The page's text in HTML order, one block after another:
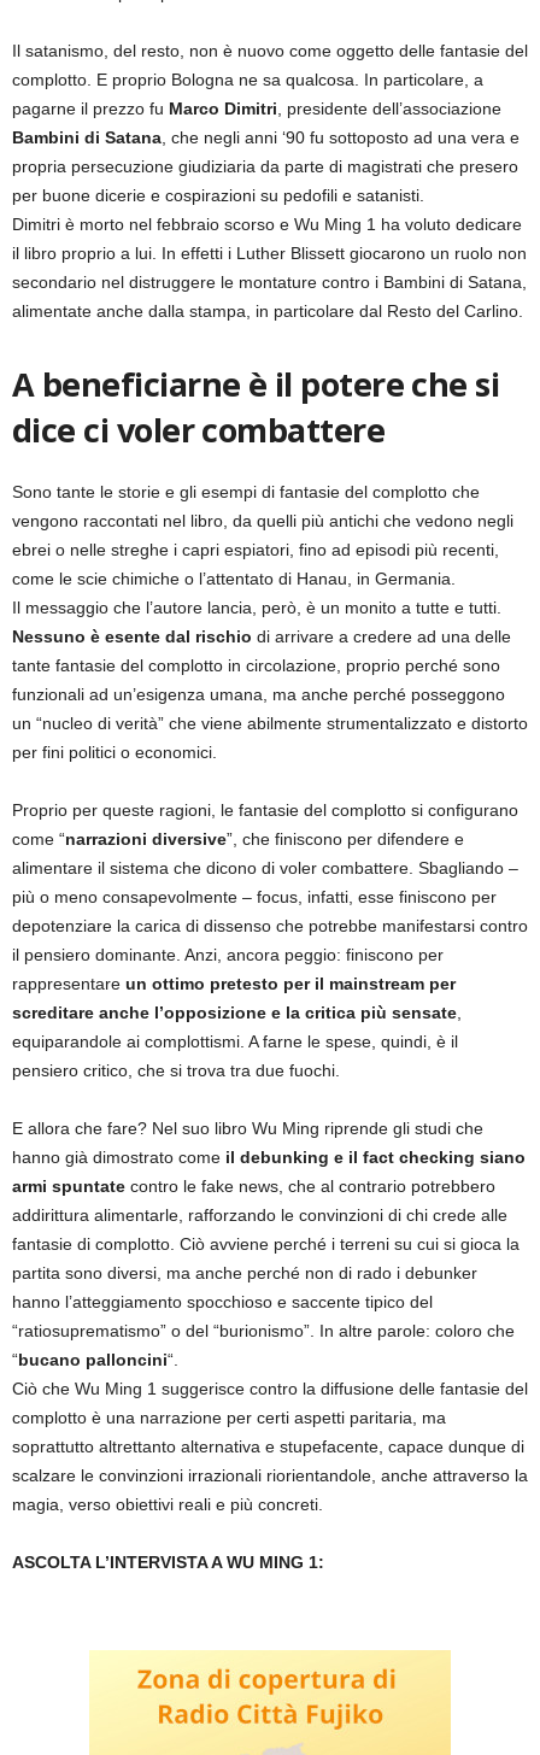
Il satanismo, del resto, non è nuovo come oggetto delle fantasie del
complotto. E proprio Bologna ne sa qualcosa. In particolare, a
pagarne il prezzo fu Marco Dimitri, presidente dell’associazione
Bambini di Satana, che negli anni ‘90 fu sottoposto ad una vera e
propria persecuzione giudiziaria da parte di magistrati che presero
per buone dicerie e cospirazioni su pedofili e satanisti.
Dimitri è morto nel febbraio scorso e Wu Ming 1 ha voluto dedicare
il libro proprio a lui. In effetti i Luther Blissett giocarono un ruolo non
secondario nel distruggere le montature contro i Bambini di Satana,
alimentate anche dalla stampa, in particolare dal Resto del Carlino.
A beneficiarne è il potere che si
dice ci voler combattere
Sono tante le storie e gli esempi di fantasie del complotto che
vengono raccontati nel libro, da quelli più antichi che vedono negli
ebrei o nelle streghe i capri espiatori, fino ad episodi più recenti,
come le scie chimiche o l’attentato di Hanau, in Germania.
Il messaggio che l’autore lancia, però, è un monito a tutte e tutti.
Nessuno è esente dal rischio di arrivare a credere ad una delle
tante fantasie del complotto in circolazione, proprio perché sono
funzionali ad un’esigenza umana, ma anche perché posseggono
un “nucleo di verità” che viene abilmente strumentalizzato e distorto
per fini politici o economici.
Proprio per queste ragioni, le fantasie del complotto si configurano
come “narrazioni diversive”, che finiscono per difendere e
alimentare il sistema che dicono di voler combattere. Sbagliando –
più o meno consapevolmente – focus, infatti, esse finiscono per
depotenziare la carica di dissenso che potrebbe manifestarsi contro
il pensiero dominante. Anzi, ancora peggio: finiscono per
rappresentare un ottimo pretesto per il mainstream per
screditare anche l’opposizione e la critica più sensate,
equiparandole ai complottismi. A farne le spese, quindi, è il
pensiero critico, che si trova tra due fuochi.
E allora che fare? Nel suo libro Wu Ming riprende gli studi che
hanno già dimostrato come il debunking e il fact checking siano
armi spuntate contro le fake news, che al contrario potrebbero
addirittura alimentarle, rafforzando le convinzioni di chi crede alle
fantasie di complotto. Ciò avviene perché i terreni su cui si gioca la
partita sono diversi, ma anche perché non di rado i debunker
hanno l’atteggiamento spocchioso e saccente tipico del
“ratiosuprematismo” o del “burionismo”. In altre parole: coloro che
“bucano palloncini“.
Ciò che Wu Ming 1 suggerisce contro la diffusione delle fantasie del
complotto è una narrazione per certi aspetti paritaria, ma
soprattutto altrettanto alternativa e stupefacente, capace dunque di
scalzare le convinzioni irrazionali riorientandole, anche attraverso la
magia, verso obiettivi reali e più concreti.
ASCOLTA L’INTERVISTA A WU MING 1: